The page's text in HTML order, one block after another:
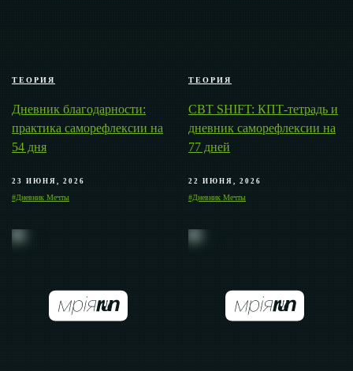
ТЕОРИЯ
Дневник благодарности:
практика саморефлексии на
54 дня
23 ИЮНЯ, 2026
#Дневник Мечты
ТЕОРИЯ
CBT SHIFT: КПТ-тетрадь и
дневник саморефлексии на
77 дней
22 ИЮНЯ, 2026
#Дневник Мечты